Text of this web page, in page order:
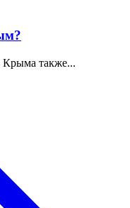
Крыма также...